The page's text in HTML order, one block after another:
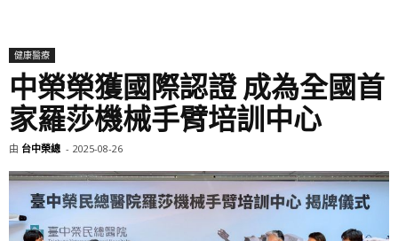
健康醫療
中榮榮獲國際認證 成為全國首
家羅莎機械手臂培訓中心
由 台中榮總 - 2025-08-26